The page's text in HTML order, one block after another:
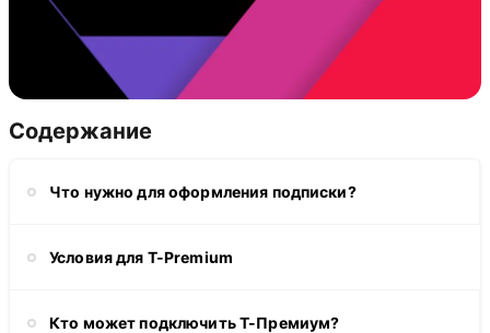
Содержание
Что нужно для оформления подписки?
Условия для T-Premium
Кто может подключить Т-Премиум?